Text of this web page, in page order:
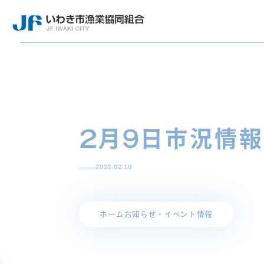
2月9日市況情報
2023.02.10
ホーム お知らせ・イベント情報